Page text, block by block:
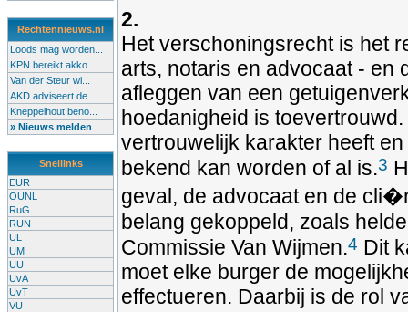
Rechtennieuws.nl
Loods mag worden...
KPN bereikt akko...
Van der Steur wi...
AKD adviseert de...
Kneppelhout beno...
» Nieuws melden
Snellinks
EUR
OUNL
RuG
RUN
UL
UM
UU
UvA
UvT
VU
2.
Het verschoningsrecht is het
arts, notaris en advocaat - en
afleggen van een
hoedanigheid is
vertrouwelijk karakter heeft
bekend kan worden of al is.3
geval, de advocaat en de
belang gekoppeld, zoals
Commissie Van Wijmen.4 Dit
moet elke burger de
effectueren. Daarbij is de rol